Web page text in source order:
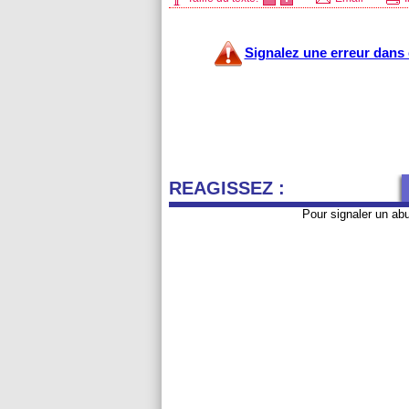
Signalez une erreur
REAGISSEZ :
Pour signaler un